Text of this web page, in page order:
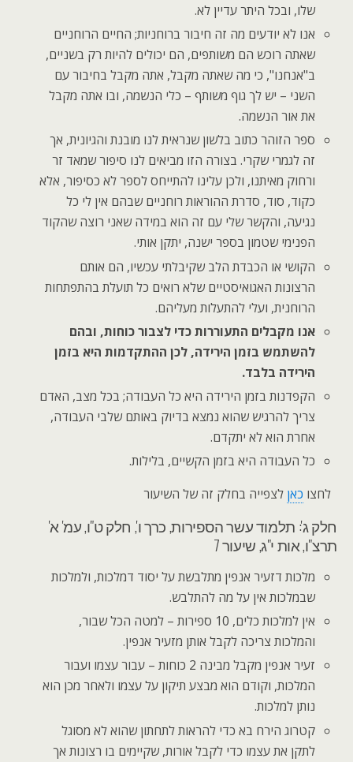
שלו, ובכל היתר עדיין לא.
אנו לא יודעים מה זה חיבור ברוחניות; החיים הרוחניים
שאתה רוכש הם משותפים, הם יכולים להיות רק בשניים,
ב"אנחנו", כי מה שאתה מקבל, אתה מקבל בחיבור עם
השני – יש לך גוף משותף – כלי הנשמה, ובו אתה מקבל
את אור הנשמה.
ספר הזוהר כתוב בלשון שנראית לנו מובנת והגיונית, אך
זה לגמרי שקרי. בצורה הזו מביאים לנו סיפור שמאד זר
ורחוק מאיתנו, ולכן עלינו להתייחס לספר לא כסיפור, אלא
כקוד, סוד, סדרת ההוראות רוחניים שבהם אין לי כל
נגיעה, והקשר שלי עם זה הוא במידה שאני רוצה שהקוד
הפנימי שטמון בספר ישנה, יתקן אותי.
הקושי או הכבדת הלב שקיבלתי עכשיו, הם אותם
הרצונות האגואיסטיים שלא רואים כל תועלת בהתפתחות
הרוחנית, ועלי להתעלות מעליהם.
אנו מקבלים התעוררות כדי לצבור כוחות, ובהם
להשתמש בזמן הירידה, לכן ההתקדמות היא בזמן
הירידה בלבד.
הקפדנות בזמן הירידה היא כל העבודה; בכל מצב, האדם
צריך להרגיש שהוא נמצא בדיוק באותם שלבי העבודה,
אחרת הוא לא יתקדם.
כל העבודה היא בזמן הקשיים, בלילות.
לחצו כאן לצפייה בחלק זה של השיעור
חלק ג': תלמוד עשר הספירות, כרך ו', חלק ט"ו, עמ' א'
תרצ"ו, אות י"ג, שיעור 7
מלכות דזעיר אנפין מתלבשת על יסוד דמלכות, ולמלכות
שבמלכות אין על מה להתלבש.
אין למלכות כלים, 10 ספירות – למטה הכל שבור,
והמלכות צריכה לקבל אותן מזעיר אנפין.
זעיר אנפין מקבל מבינה 2 כוחות – עבור עצמו ועבור
המלכות, וקודם הוא מבצע תיקון על עצמו ולאחר מכן הוא
נותן למלכות.
קטרוג הירח בא כדי להראות לתחתון שהוא לא מסוגל
לתקן את עצמו כדי לקבל אורות, שקיימים בו רצונות אך